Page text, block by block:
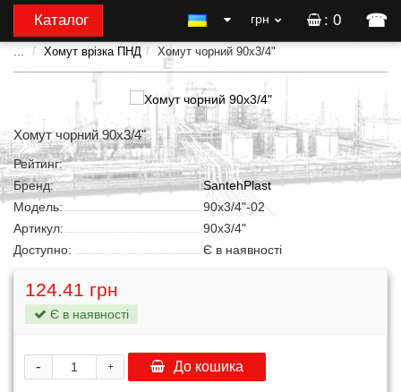
: 0 ☎
Каталог грн
... Хомут врізка ПНД Хомут чорний 90x3/4"
Хомут чорний 90x3/4"
Рейтинг:
Бренд:
SantehPlast
Модель:
90x3/4"-02
Артикул:
90x3/4"
Доступно:
Є в наявності
124.41 грн
Є в наявності
+
- До кошика